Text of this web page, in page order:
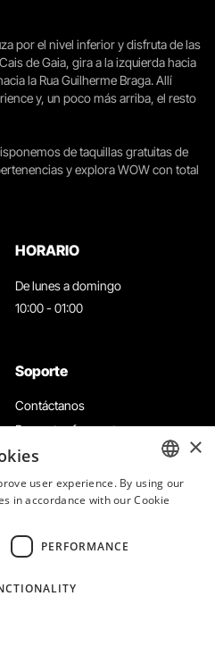
por el nivel inferior y disfruta de las
de Gaia, gira a la izquierda hacia
la Rua Guilherme Braga. Allí
y, un poco más arriba, el resto
de taquillas gratuitas de
y explora WOW con total
HORARIO
De lunes a domingo
10:00 - 01:00
Soporte
Contáctanos
Preguntas frecuentes
Términos y condiciones
Política de privacidad y cookies
Trabaja con nosotros
Libro de reclamaciones
ENGLISH
×
user experience. By using our
in accordance with our Cookie
PERFORMANCE